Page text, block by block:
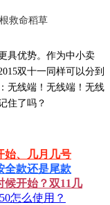
优势。作为中小卖
双十一同样可以分到
无线端！无线端！无线
住了吗？
始、几月几号
全款还是尾款
候开始？双11几
怎么使用？